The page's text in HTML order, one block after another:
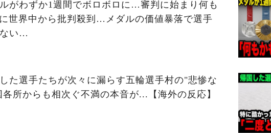
がわずか1週間でボロボロに…審判に始まり何も
世界中から批判殺到…メダルの価値暴落で選手
い…
た選手たちが次々に漏らす五輪選手村の"悲惨な
所からも相次ぐ不満の本音が...【海外の反応】